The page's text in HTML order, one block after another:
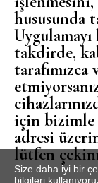
hususunda
takdirde,
tarafımızca
için bizimle
adresi
lütfen
Size daha iyi bir
bilgileri